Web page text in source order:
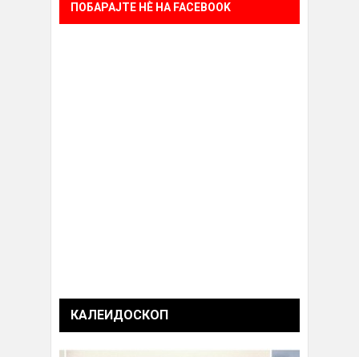
ПОБАРАЈТЕ НÈ НА FACEBOOK
КАЛЕИДОСКОП